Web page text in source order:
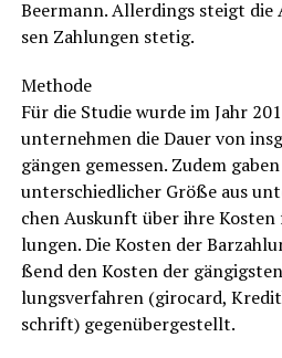
Beer­mann. Aller­dings steigt
sen Zah­lun­gen stetig.
Metho­de
Für die Stu­die wur­de im Jahr
un­ter­neh­men die Dau­er von
gän­gen gemes­sen. Zudem
unter­schied­li­cher Grö­ße aus
chen Aus­kunft über ihre
lun­gen. Die Kos­ten der
ßend den Kos­ten der
lungs­ver­fah­ren (giro­card,
schrift) gegenübergestellt.